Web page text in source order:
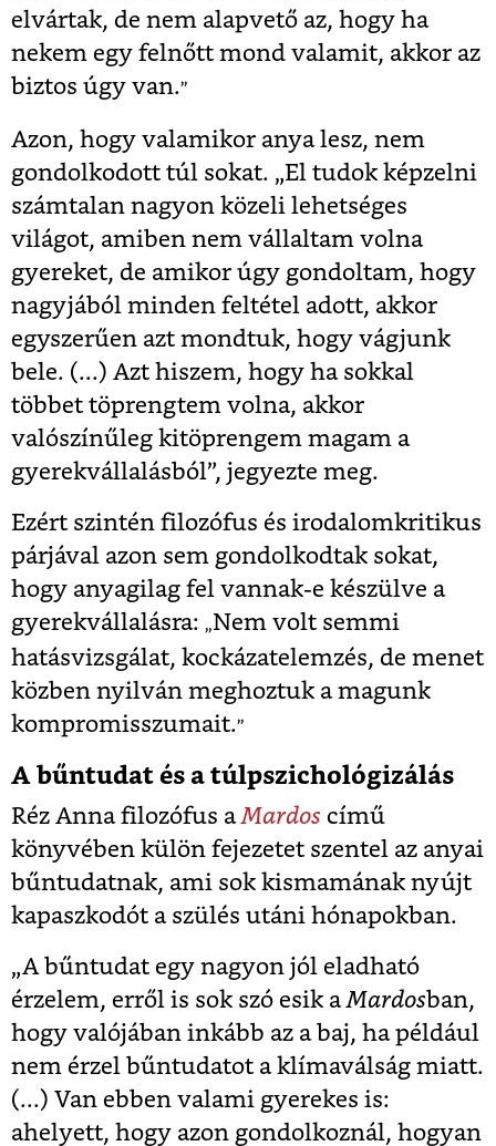
elvártak, de nem alapvető az, hogy ha
nekem egy felnőtt mond valamit, akkor az
biztos úgy van.”
Azon, hogy valamikor anya lesz, nem
gondolkodott túl sokat. „El tudok képzelni
számtalan nagyon közeli lehetséges
világot, amiben nem vállaltam volna
gyereket, de amikor úgy gondoltam, hogy
nagyjából minden feltétel adott, akkor
egyszerűen azt mondtuk, hogy vágjunk
bele. (...) Azt hiszem, hogy ha sokkal
többet töprengtem volna, akkor
valószínűleg kitöprengem magam a
gyerekvállalásból”, jegyezte meg.
Ezért szintén filozófus és irodalomkritikus
párjával azon sem gondolkodtak sokat,
hogy anyagilag fel vannak-e készülve a
gyerekvállalásra: „Nem volt semmi
hatásvizsgálat, kockázatelemzés, de menet
közben nyilván meghoztuk a magunk
kompromisszumait.”
A bűntudat és a túlpszichológizálás
Réz Anna filozófus aMardos című
könyvében külön fejezetet szentel az anyai
bűntudatnak, ami sok kismamának nyújt
kapaszkodót a szülés utáni hónapokban.
„A bűntudat egy nagyon jól eladható
érzelem, erről is sok szó esik a Mardosban,
hogy valójában inkább az a baj, ha például
nem érzel bűntudatot a klímaválság miatt.
(...) Van ebben valami gyerekes is:
ahelyett, hogy azon gondolkoznál, hogyan